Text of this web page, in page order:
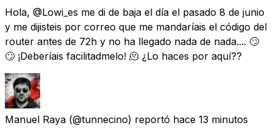
Hola, @Lowi_es me di de baja el día el pasado 8 de junio
y me dijisteis por correo que me mandaríais el código del
router antes de 72h y no ha llegado nada de nada.... 🙄
🙄 ¡Deberíais facilitadmelo! 🫠 ¿Lo haces por aquí??
Manuel Raya (@tunnecino) reportó hace 13 minutos